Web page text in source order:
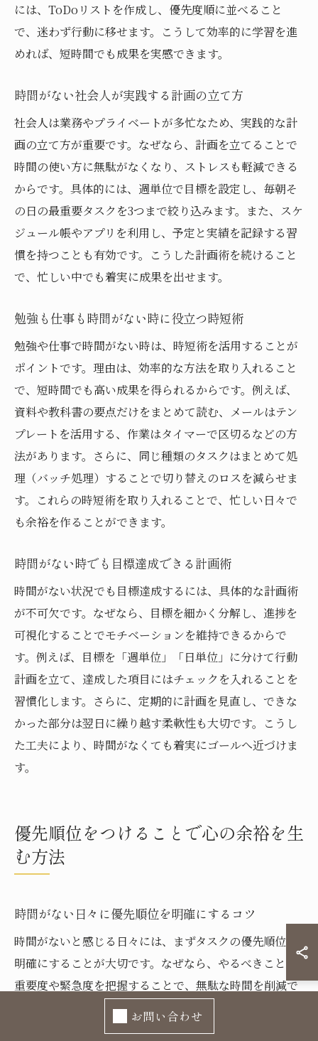
には、ToDoリストを作成し、優先度順に並べること
で、迷わず行動に移せます。こうして効率的に学習を進
めれば、短時間でも成果を実感できます。
時間がない社会人が実践する計画の立て方
社会人は業務やプライベートが多忙なため、実践的な計
画の立て方が重要です。なぜなら、計画を立てることで
時間の使い方に無駄がなくなり、ストレスも軽減できる
からです。具体的には、週単位で目標を設定し、毎朝そ
の日の最重要タスクを3つまで絞り込みます。また、スケ
ジュール帳やアプリを利用し、予定と実績を記録する習
慣を持つことも有効です。こうした計画術を続けること
で、忙しい中でも着実に成果を出せます。
勉強も仕事も時間がない時に役立つ時短術
勉強や仕事で時間がない時は、時短術を活用することが
ポイントです。理由は、効率的な方法を取り入れること
で、短時間でも高い成果を得られるからです。例えば、
資料や教科書の要点だけをまとめて読む、メールはテン
プレートを活用する、作業はタイマーで区切るなどの方
法があります。さらに、同じ種類のタスクはまとめて処
理（バッチ処理）することで切り替えのロスを減らせま
す。これらの時短術を取り入れることで、忙しい日々で
も余裕を作ることができます。
時間がない時でも目標達成できる計画術
時間がない状況でも目標達成するには、具体的な計画術
が不可欠です。なぜなら、目標を細かく分解し、進捗を
可視化することでモチベーションを維持できるからで
す。例えば、目標を「週単位」「日単位」に分けて行動
計画を立て、達成した項目にはチェックを入れることを
習慣化します。さらに、定期的に計画を見直し、できな
かった部分は翌日に繰り越す柔軟性も大切です。こうし
た工夫により、時間がなくても着実にゴールへ近づけま
す。
優先順位をつけることで心の余裕を生
む方法
時間がない日々に優先順位を明確にするコツ
時間がないと感じる日々には、まずタスクの優先順位を
明確にすることが大切です。なぜなら、やるべきことの
重要度や緊急度を把握することで、無駄な時間を削減で
きるからです。たとえば「今日中に必ず終わらせるべき
仕事」と「後回しでも問題ない用事」をリスト化し、優
お問い合わせ